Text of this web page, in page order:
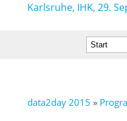
Karlsruhe, IHK, 29.
data2day 2015 »